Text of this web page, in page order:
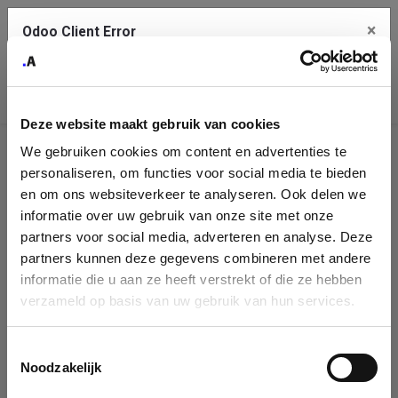
Deze website maakt gebruik van cookies
We gebruiken cookies om content en advertenties te
personaliseren, om functies voor social media te bieden
en om ons websiteverkeer te analyseren. Ook delen we
informatie over uw gebruik van onze site met onze
partners voor social media, adverteren en analyse. Deze
partners kunnen deze gegevens combineren met andere
informatie die u aan ze heeft verstrekt of die ze hebben
verzameld op basis van uw gebruik van hun services.
Noodzakelijk
Company
Identification
Please fill in your company details
You can search a company in our database by name, VAT or
enterprise ID. When a company is selected it will auto-complete the
form. If you don't find your company in our database, you can create
Odoo Client Error ×
service.
See details
Ok